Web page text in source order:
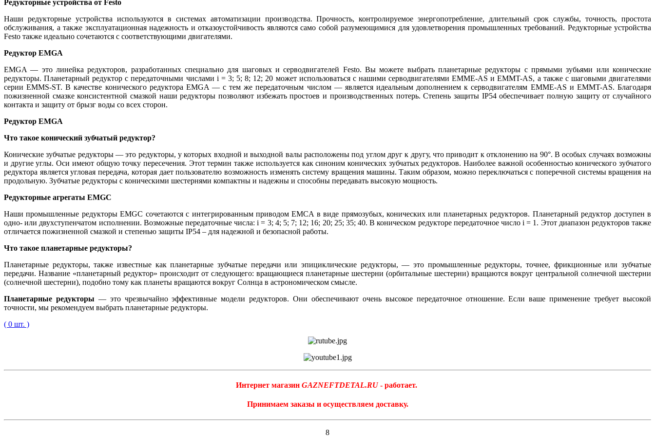
Редукторные устройства от Festo
Наши редукторные устройства используются в системах автоматизации производства. Прочность, контролируемое энергопотребление, длительный срок службы, точность, простота
обслуживания, а также эксплуатационная надежность и отказоустойчивость являются само собой разумеющимися для удовлетворения промышленных требований. Редукторные устройства
Festo также идеально сочетаются с соответствующими двигателями.
Редуктор EMGA
EMGA — это линейка редукторов, разработанных специально для шаговых и серводвигателей Festo. Вы можете выбрать планетарные редукторы с прямыми зубьями или конические
редукторы. Планетарный редуктор с передаточными числами i = 3; 5; 8; 12; 20 может использоваться с нашими серводвигателями EMME-AS и EMMT-AS, а также с шаговыми двигателями
серии EMMS-ST. В качестве конического редуктора EMGA — с тем же передаточным числом — является идеальным дополнением к серводвигателям EMME-AS и EMMT-AS. Благодаря
пожизненной смазке консистентной смазкой наши редукторы позволяют избежать простоев и производственных потерь. Степень защиты IP54 обеспечивает полную защиту от случайного
контакта и защиту от брызг воды со всех сторон.
Редуктор EMGA
Что такое конический зубчатый редуктор?
Конические зубчатые редукторы — это редукторы, у которых входной и выходной валы расположены под углом друг к другу, что приводит к отклонению на 90°. В особых случаях возможны
и другие углы. Оси имеют общую точку пересечения. Этот термин также используется как синоним конических зубчатых редукторов. Наиболее важной особенностью конического зубчатого
редуктора является угловая передача, которая дает пользователю возможность изменять систему вращения машины. Таким образом, можно переключаться с поперечной системы вращения на
продольную. Зубчатые редукторы с коническими шестернями компактны и надежны и способны передавать высокую мощность.
Редукторные агрегаты EMGC
Наши промышленные редукторы EMGC сочетаются с интегрированным приводом EMCA в виде прямозубых, конических или планетарных редукторов. Планетарный редуктор доступен в
одно- или двухступенчатом исполнении. Возможные передаточные числа: i = 3; 4; 5; 7; 12; 16; 20; 25; 35; 40. В коническом редукторе передаточное число i = 1. Этот диапазон редукторов также
отличается пожизненной смазкой и степенью защиты IP54 – для надежной и безопасной работы.
Что такое планетарные редукторы?
Планетарные редукторы, также известные как планетарные зубчатые передачи или эпициклические редукторы, — это промышленные редукторы, точнее, фрикционные или зубчатые
передачи. Название «планетарный редуктор» происходит от следующего: вращающиеся планетарные шестерни (орбитальные шестерни) вращаются вокруг центральной солнечной шестерни
(солнечной шестерни), подобно тому как планеты вращаются вокруг Солнца в астрономическом смысле.
Планетарные редукторы — это чрезвычайно эффективные модели редукторов. Они обеспечивают очень высокое передаточное отношение. Если ваше применение требует высокой
точности, мы рекомендуем выбрать планетарные редукторы.
( 0 шт. )
Интернет магазин GAZNEFTDETAL.RU- работает.
Принимаем заказы и осуществляем доставку.
8